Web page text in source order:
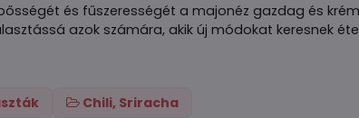
és fűszerességét a majonéz gazdag és
azok számára, akik új módokat keresnek
Chili, Sriracha